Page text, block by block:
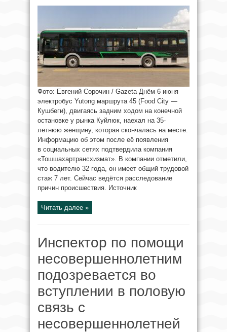
Фото: Евгений Сорочин / Gazeta Днём 6 июня
электробус Yutong маршрута 45 (Food City —
Кушбеги), двигаясь задним ходом на конечной
остановке у рынка Куйлюк, наехал на 35-
летнюю женщину, которая скончалась на месте.
Информацию об этом после её появления
в социальных сетях подтвердила компания
«Тошшахартрансхизмат». В компании отметили,
что водителю 32 года, он имеет общий трудовой
стаж 7 лет. Сейчас ведётся расследование
причин происшествия. Источник
Читать далее »
Инспектор по помощи
несовершеннолетним
подозревается во
вступлении в половую
связь с
несовершеннолетней